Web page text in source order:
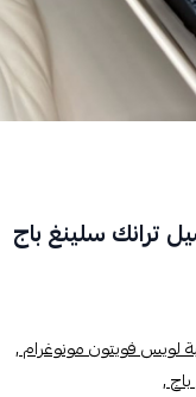
ترانك سلينغ باج
لويس فويتون مونوغرام ,
,